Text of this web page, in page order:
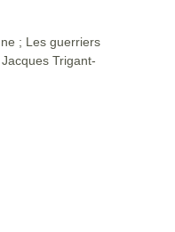
; Les guerriers
Trigant-